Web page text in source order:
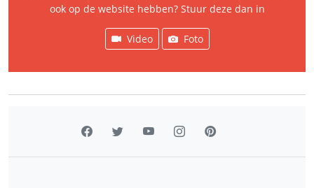
ook op de website hebben? Stuur deze dan in
Video Foto